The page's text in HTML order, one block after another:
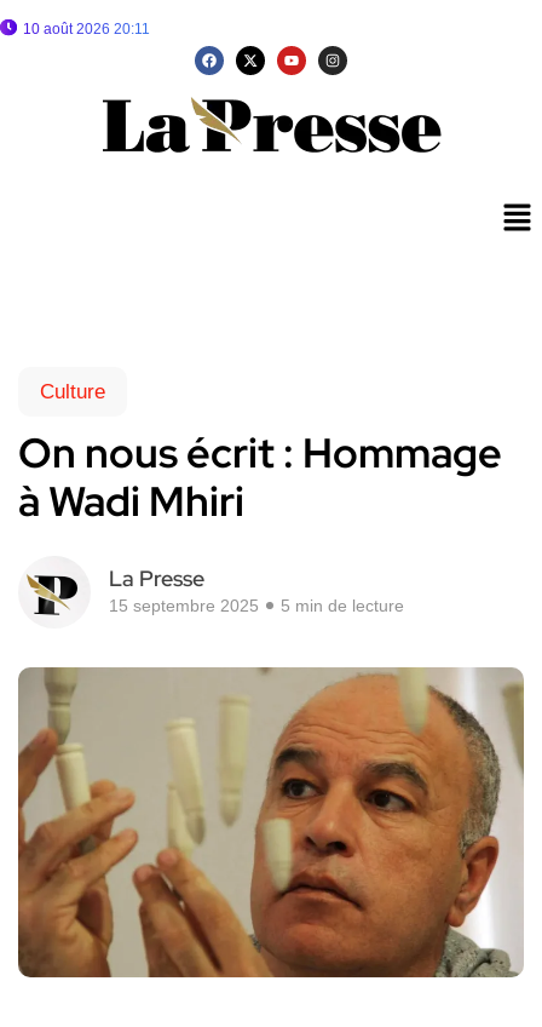
10 août 2026 20:11
Culture
On nous écrit : Hommage
à Wadi Mhiri
La Presse
15 septembre 2025 5 min de lecture